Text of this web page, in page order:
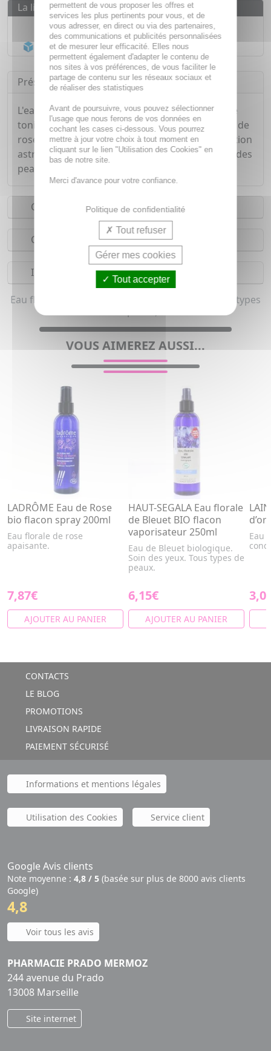
La livraison
Livraison gratuite dès55€
Acheminement Chronoposten 24h*
Présentation
L'eau de rose BIO de Haut ségala rafraichit et de
tonifie tous types de peaux. Véritable soin, l'eau de
rose illumine le teint tout en l'hydratant. Son action
astringente lisse et estompe les rides et ridules des
peaux matures.
Conseils d'utilisation
Composition
Indications
Eau florale, Eau de beauté bio pour femme (Tous types
VOUS AIMEREZ AUSSI...
LADRÔME Eau de Rose
bio flacon spray 200ml
Eau florale de rose
apaisante.
7,87€
AJOUTER AU PANIER
HAUT-SEGALA Eau florale
de Bleuet BIO flacon
vaporisateur 250ml
Eau de Bleuet biologique.
Soin des yeux. Tous types de
peaux.
6,15€
AJOUTER AU PANIER
Eau
CONTACTS
LE BLOG
PROMOTIONS
LIVRAISON RAPIDE
PAIEMENT SÉCURISÉ
Informations et mentions légales
Utilisation des Cookies Service client
Google Avis clients
Note moyenne : 4,8 / 5 (basée sur plus de 8000 avis clients
Google)
4,8
Voir tous les avis
PHARMACIE PRADO MERMOZ
244 avenue du Prado
13008 Marseille
Site internet
permettent de vous proposer les offres et
services les plus pertinents pour vous, et de
vous adresser, en direct ou via des partenaires,
des communications et publicités personnalisées
et de mesurer leur efficacité. Elles nous
permettent également d'adapter le contenu de
nos sites à vos préférences, de vous faciliter le
partage de contenu sur les réseaux sociaux et
de réaliser des statistiques
Avant de poursuivre, vous pouvez sélectionner
l'usage que nous ferons de vos données en
cochant les cases ci-dessous. Vous pourrez
mettre à jour votre choix à tout moment en
cliquant sur le lien "Utilisation des Cookies" en
bas de notre site.
Merci d'avance pour votre confiance.
Politique de confidentialité
Tout refuser
Gérer mes cookies
Tout accepter